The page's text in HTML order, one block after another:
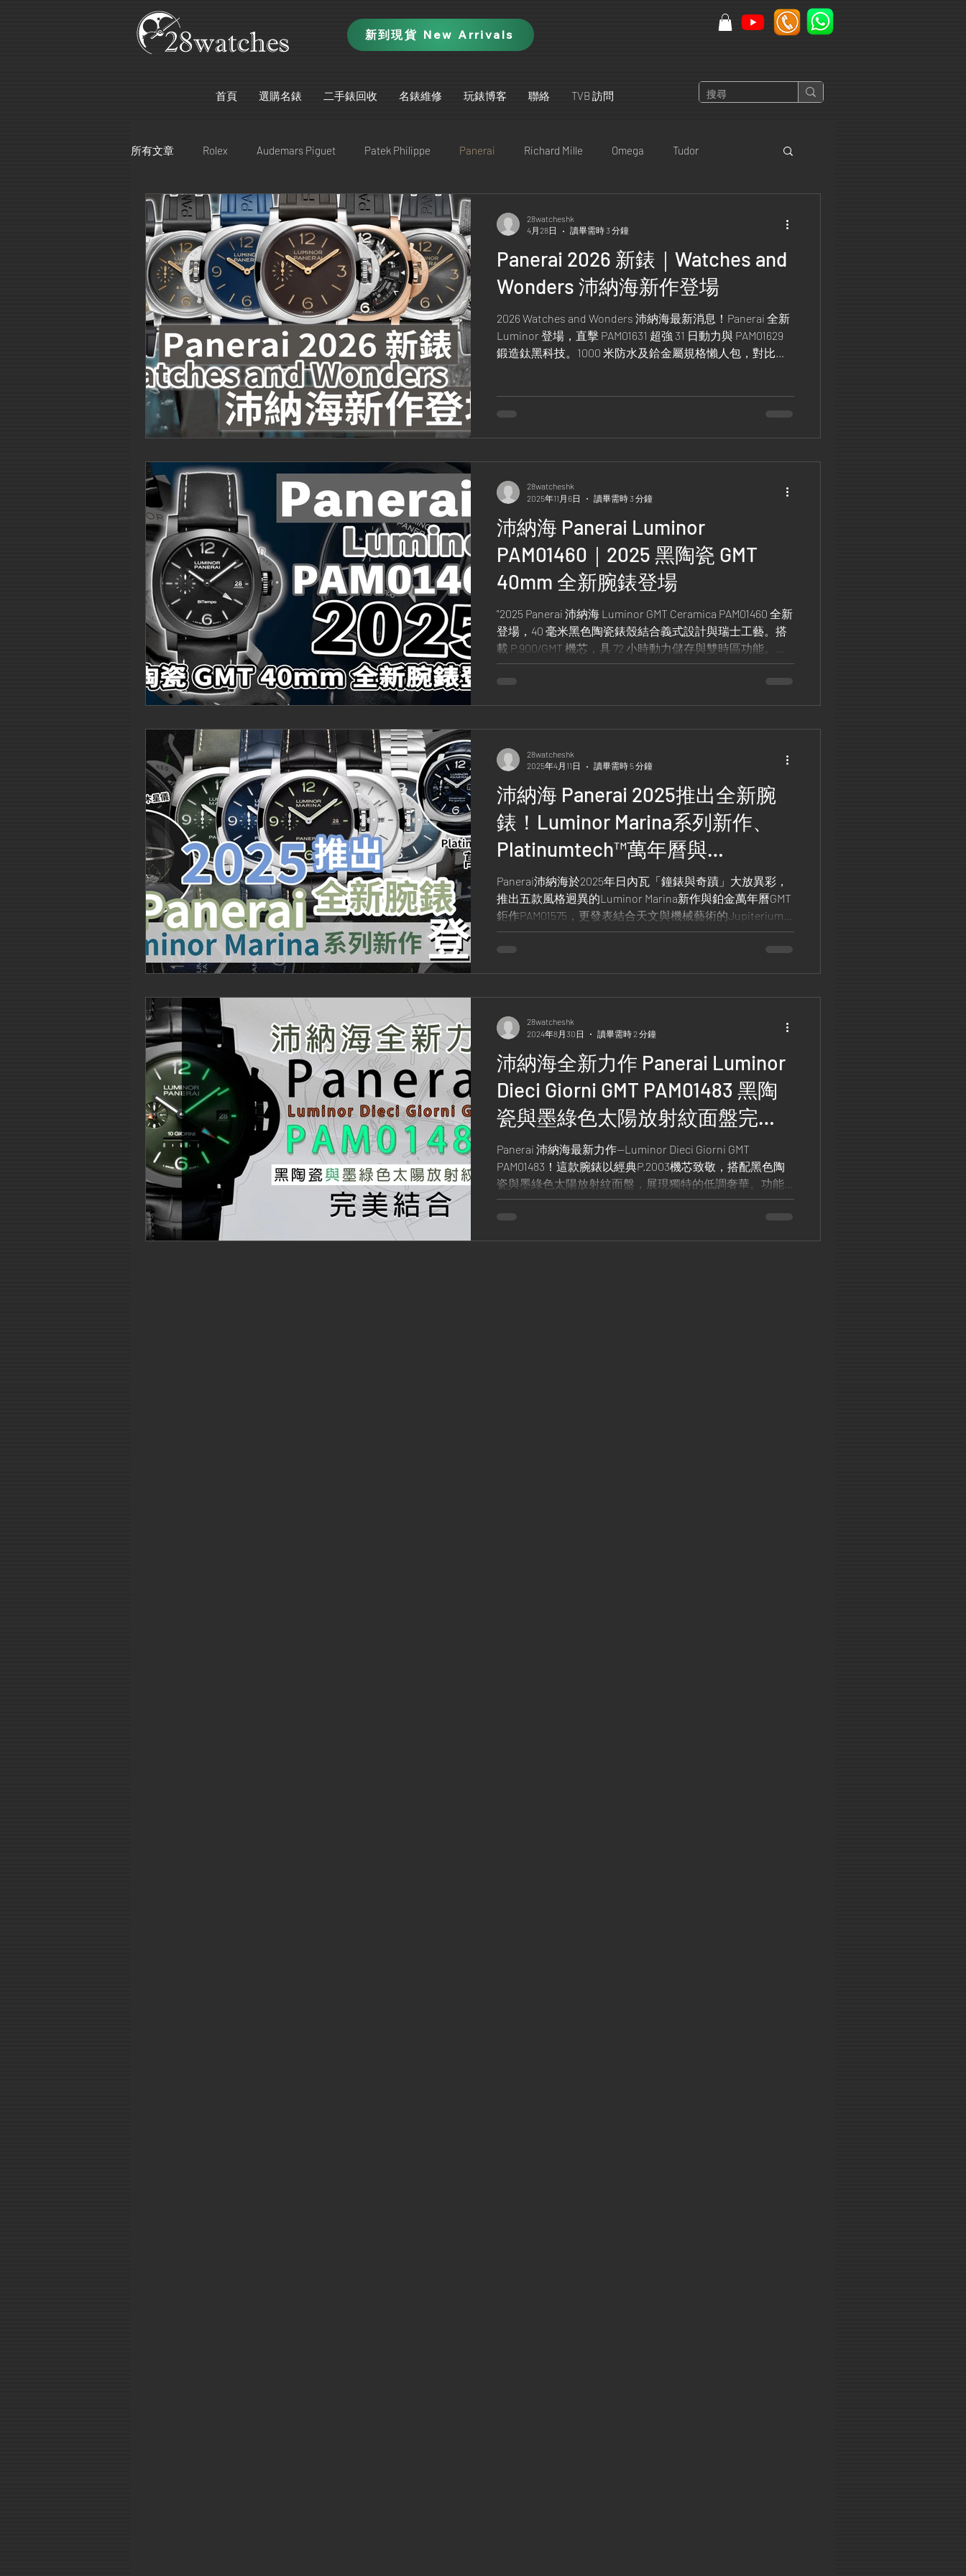
新到現貨 New Arrivals
首頁 選購名錶 二手錶回收 名錶維修 玩錶博客 聯絡 TVB 訪問
所有文章 Rolex Audemars Piguet Patek Philippe Panerai Richard Mille Omega Tudor
Bell & Ross Bvlgari Glashütte Original IWC Jaeger-LeCoultre
Cartier Hublot Chanel A. Lange & Söhne Blancpain Vacheron Constantin
Panerai 2026 新錶｜Watches and
Wonders 沛納海新作登場
2026 Watches and Wonders 沛納海最新消息！Panerai 全新
Luminor 登場，直擊 PAM01631 超強 31 日動力與 PAM01629
鍛造鈦黑科技。1000 米防水及鉿金屬規格懶人包，對比復
28watcheshk
4月28日
讀畢需時 3 分鐘
沛納海 Panerai Luminor
PAM01460｜2025 黑陶瓷 GMT
40mm 全新腕錶登場
"2025 Panerai 沛納海 Luminor GMT Ceramica PAM01460 全新
登場，40 毫米黑色陶瓷錶殼結合義式設計與瑞士工藝。搭
載 P.900/GMT 機芯，具 72 小時動力儲存與雙時區功能。霧
面質感與煙燻底蓋細節精緻，展現 Panerai Luminor 40mm
黑陶瓷腕錶 的新世代風格與技術美學。
28watcheshk
2025年11月6日
讀畢需時 3 分鐘
沛納海 Panerai 2025推出全新腕
錶！Luminor Marina系列新作、
Platinumtech™萬年曆與
Jupiterium木星儀登場!
Panerai沛納海於2025年日內瓦「鐘錶與奇蹟」大放異彩，
推出五款風格迥異的Luminor Marina新作與鉑金萬年曆GMT
鉅作PAM01575，更發表結合天文與機械藝術的Jupiterium
木星儀。從經典設計到未來工藝，每一款作品都展現無與
倫比的創新與品味，絕對不容錯過！
28watcheshk
2025年4月11日
讀畢需時 5 分鐘
沛納海全新力作 Panerai Luminor
Dieci Giorni GMT PAM01483 黑陶
瓷與墨綠色太陽放射紋面盤完美
結合!
Panerai 沛納海最新力作—Luminor Dieci Giorni GMT
PAM01483！這款腕錶以經典P.2003機芯致敬，搭配黑色陶
瓷與墨綠色太陽放射紋面盤，展現獨特的低調奢華。功能
齊全，包括兩地時間、動力儲存顯示等，完美融合實用與
優雅。
28watcheshk
2024年8月30日
讀畢需時 2 分鐘